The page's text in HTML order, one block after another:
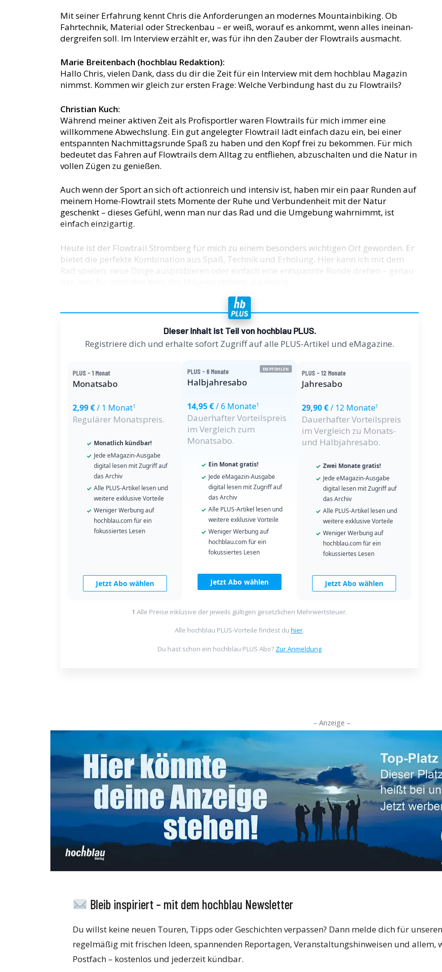
Mit seiner Erfahrung kennt Chris die Anforderungen an modernes Mountainbiking. Ob
Fahrtechnik, Material oder Streckenbau – er weiß, worauf es ankommt, wenn alles ineinan-
dergreifen soll. Im Interview erzählt er, was für ihn den Zauber der Flowtrails ausmacht.
Marie Breitenbach (hochblau Redaktion):
Hallo Chris, vielen Dank, dass du dir die Zeit für ein Interview mit dem hochblau Magazin
nimmst. Kommen wir gleich zur ersten Frage: Welche Verbindung hast du zu Flowtrails?
Christian Kuch:
Während meiner aktiven Zeit als Profisportler waren Flowtrails für mich immer eine
willkommene Abwechslung. Ein gut angelegter Flowtrail lädt einfach dazu ein, bei einer
entspannten Nachmittagsrunde Spaß zu haben und den Kopf frei zu bekommen. Für mich
bedeutet das Fahren auf Flowtrails dem Alltag zu entfliehen, abzuschalten und die Natur in
vollen Zügen zu genießen.
Auch wenn der Sport an sich oft actionreich und intensiv ist, haben mir ein paar Runden auf
meinem Home-Flowtrail stets Momente der Ruhe und Verbundenheit mit der Natur
geschenkt – dieses Gefühl, wenn man nur das Rad und die Umgebung wahrnimmt, ist
einfach einzigartig.
Heute ist der Flowtrail Stromberg für mich zu einem besonders wichtigen Ort geworden. Er
bietet die perfekte Kombination aus Spaß, Technik und Erholung. Hier kann ich mit dem
Rad spielen, neue Dinge ausprobieren oder einfach eine entspannte Runde drehen – genau
Dieser Inhalt ist Teil von hochblau PLUS.
Registriere dich und erhalte sofort Zugriff auf alle PLUS-Artikel und eMagazine.
PLUS - 1 Monat
Monatsabo
2,99 €/ 1 Monat1
Regulärer Monatspreis.
Monatlich kündbar!
Jede eMagazin-Ausgabe
digital lesen mit Zugriff auf
das Archiv
Alle PLUS-Artikel lesen und
weitere exklusive Vorteile
Weniger Werbung auf
hochblau.com für ein
fokussiertes Lesen
Jetzt Abo wählen
EMPFOHLEN
PLUS - 6 Monate
Halbjahresabo
14,95 €/ 6 Monate1
Dauerhafter Vorteilspreis
im Vergleich zum
Monatsabo.
Ein Monat gratis!
Jede eMagazin-Ausgabe
digital lesen mit Zugriff auf
das Archiv
Alle PLUS-Artikel lesen und
weitere exklusive Vorteile
Weniger Werbung auf
hochblau.com für ein
fokussiertes Lesen
Jetzt Abo wählen
PLUS - 12 Monate
Jahresabo
29,90 €/ 12 Monate1
Dauerhafter Vorteilspreis
im Vergleich zu Monats-
und Halbjahresabo.
Zwei Monate gratis!
Jede eMagazin-Ausgabe
digital lesen mit Zugriff auf
das Archiv
Alle PLUS-Artikel lesen und
weitere exklusive Vorteile
Weniger Werbung auf
hochblau.com für ein
fokussiertes Lesen
Jetzt Abo wählen
1 Alle Preise inklusive der jeweils gültigen gesetzlichen Mehrwertsteuer.
Alle hochblau PLUS-Vorteile findest duhier.
Du hast schon ein hochblau PLUS Abo? Zur Anmeldung
– Anzeige –
Bleib inspiriert – mit dem hochblau Newsletter
Du willst keine neuen Touren, Tipps oder Geschichten verpassen? Dann melde dich für
regelmäßig mit frischen Ideen, spannenden Reportagen, Veranstaltungshinweisen und allem,
Postfach – kostenlos und jederzeit kündbar.